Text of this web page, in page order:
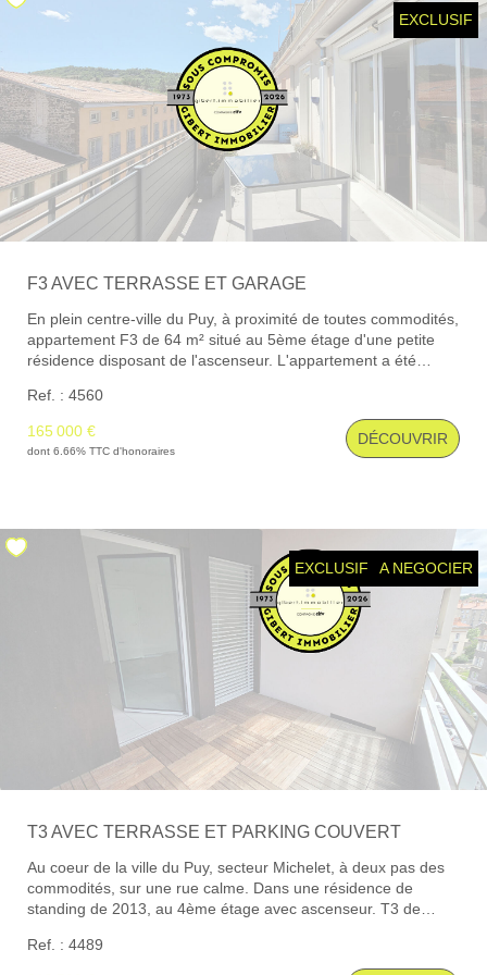
Locaux Professionnels
Maisons
Dossier De Candidature
ESTIMER
MON COMPTE
Notre Histoire
EXCLUSIF
F3 AVEC TERRASSE ET GARAGE
En plein centre-ville du Puy, à proximité de toutes commodités,
appartement F3 de 64 m² situé au 5ème étage d'une petite
résidence disposant de l'ascenseur. L'appartement a été
dispose d'un séjour de 23 m² donnant sur une belle terrasse
exposée sud sans vis-à-vis et profitant d'une vue dégagée (Un
store banne et un pare-soleil vertical complètent l'ensemble),
un bureau de 8.60 m², une cuisine équipée avec un coin
récente. Précisions: Les menuiseries sont en double vitrage
avec volets roulants électriques. Le chauffage est individuel
gaz. En annexes: une grande cave au sous-sol et un garage
(sans porte) de 15 m² à moins de 100 m de la résidence.
Ref. : 4560
165 000 €
dont 6.66% TTC d'honoraires
DÉCOUVRIR
EXCLUSIF A NEGOCIER
T3 AVEC TERRASSE ET PARKING COUVERT
Au coeur de la ville du Puy, secteur Michelet, à deux pas des
commodités, sur une rue calme. Dans une résidence de
standing de 2013, au 4ème étage avec ascenseur. T3 de
pièce de vie de 36 m² avec cuisine équipée/séjour/salon accès
à la terrasse de 7m² , deux chambres au calme, une salle
Ref. : 4489